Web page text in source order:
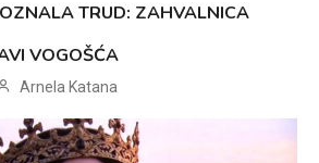
TRUD: ZAHVALNICA
VOGOŠĆA
Arnela Katana